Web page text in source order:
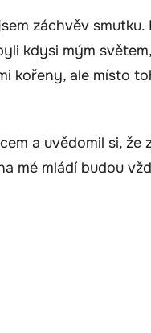
záchvěv
kdysi mým
kořeny, ale místo
a uvědomil si,
mé mládí budou